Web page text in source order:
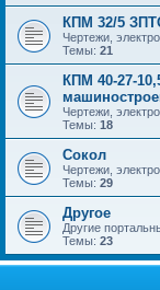
КПМ 32/5
Чертежи,
Темы: 21
КПМ 40-27-
Чертежи,
Темы: 18
Сокол
Чертежи,
Темы: 29
Другое
Другие
Темы: 23